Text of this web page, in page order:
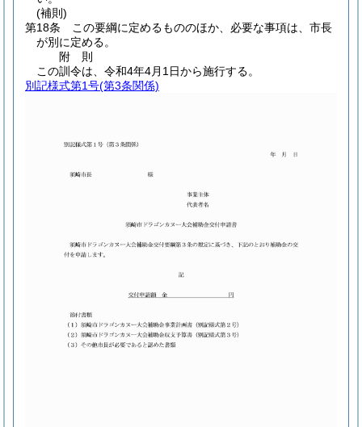
(補則)
第18条
この要綱に定めるもののほか、必要な事項は、市長
が別に定める。
附 則
この訓令は、令和4年4月1日から施行する。
別記様式第1号(第3条関係)